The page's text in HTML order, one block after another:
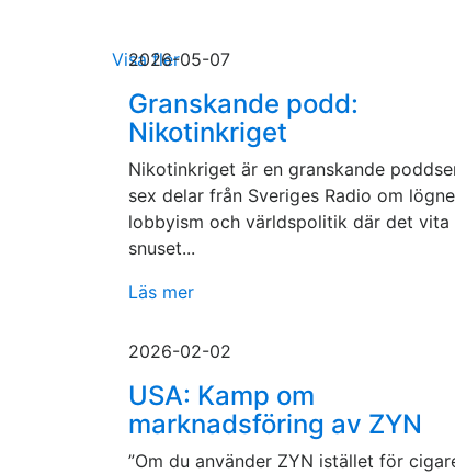
2026-05-07
Granskande podd:
Nikotinkriget
Nikotinkriget är en granskande
sex delar från Sveriges Radio om
lobbyism och världspolitik där det vita
snuset...
Läs mer
2026-02-02
USA: Kamp om
marknadsföring av ZYN
”Om du använder ZYN istället för
Visa fler